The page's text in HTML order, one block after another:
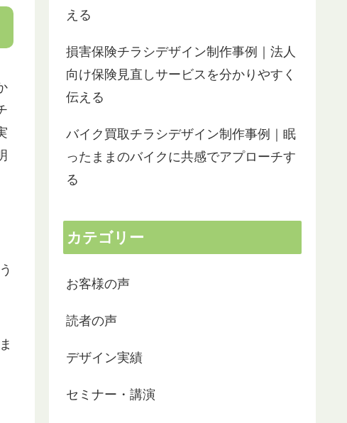
える
損害保険チラシデザイン制作事例｜法人
向け保険見直しサービスを分かりやすく
伝える
バイク買取チラシデザイン制作事例｜眠
ったままのバイクに共感でアプローチす
る
カテゴリー
お客様の声
読者の声
デザイン実績
セミナー・講演